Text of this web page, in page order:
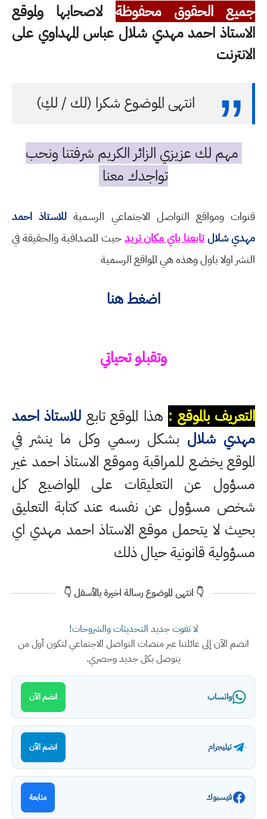
جميع الحقوق محفوظة لاصحابها ولموقع
الاستاذ احمد مهدي شلال عباس المهداوي على
الانترنت
انتهى الموضوع شكرا (لك / لكِ)
مهم لك عزيزي الزائر الكريم شرفتنا ونحب
تواجدك معنا
قنوات ومواقع التواصل الاجتماعي الرسمية للاستاذ احمد
مهدي شلالتابعنا باي مكان تريدحيث المصداقية والحقيقة في
النشر اولا باول وهذه هي المواقع الرسمية
اضغط هنا
وتقبلو تحياتي
التعريف بالموقع : هذا الموقع تابع للاستاذ احمد
مهدي شلال بشكل رسمي وكل ما ينشر في
الموقع يخضع للمراقبة وموقع الاستاذ احمد غير
مسؤول عن التعليقات على المواضيع كل
شخص مسؤول عن نفسه عند كتابة التعليق
بحيث لا يتحمل موقع الاستاذ احمد مهدي اي
مسؤولية قانونية حيال ذلك
👇 انتهى الموضوع رسالة اخيرة بالأسفل 👇
لا تفوت جديد التحديثات والشروحات!
انضم الآن إلى عائلتنا عبر منصات التواصل الاجتماعي لتكون أول من
يتوصل بكل جديد وحصري.
واتساب انضم الآن
تيليجرام انضم الآن
فيسبوك متابعة